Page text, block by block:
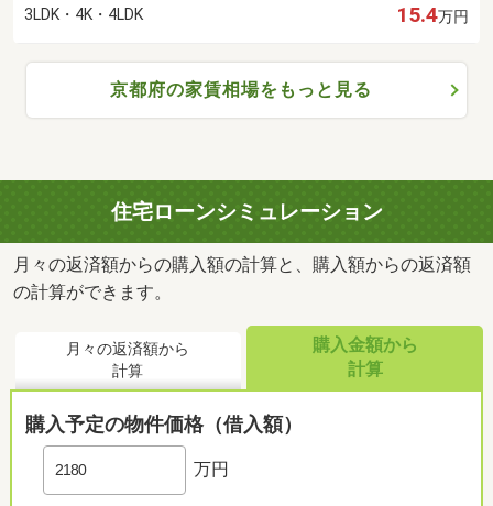
3LDK・4K・4LDK 15.4万円
京都府の家賃相場をもっと見る
住宅ローンシミュレーション
月々の返済額からの購入額の計算と、購入額からの返済額
の計算ができます。
月々の返済額から
計算
購入金額から
計算
購入予定の物件価格（借入額）
万円